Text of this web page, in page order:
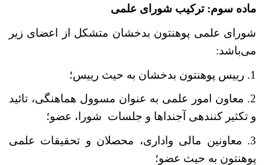
ماده سوم: ترکیب شورای علمی
شورای علمی پوهنتون بدخشان متشکل از اعضای زیر
میباشد:
1. رییس پوهنتون بدخشان به حیث رییس؛
2. معاون امور علمی به عنوان مسوول هماهنگی، تائید
و تکثیر کننده‏ی آجنداها و جلسات شورا، عضو؛
3. معاونین مالی واداری، محصلان و تحقیقات علمی
پوهنتون به حیث عضو؛